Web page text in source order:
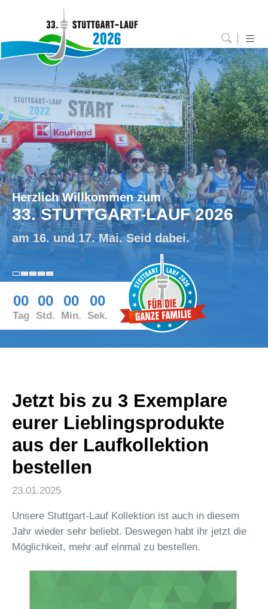
Herzlich Willkommen zum
33. STUTTGART-LAUF 2026
am 16. und 17. Mai. Seid dabei.
00
Tag
00
Std.
00
Min.
00
Sek.
Jetzt bis zu 3 Exemplare
eurer Lieblingsprodukte
aus der Laufkollektion
bestellen
23.01.2025
Unsere Stuttgart-Lauf Kollektion ist auch in diesem
Jahr wieder sehr beliebt. Deswegen habt ihr jetzt die
Möglichkeit, mehr auf einmal zu bestellen.